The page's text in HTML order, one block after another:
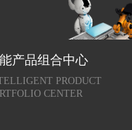
产品组合中心
PRODUCT
CENTER